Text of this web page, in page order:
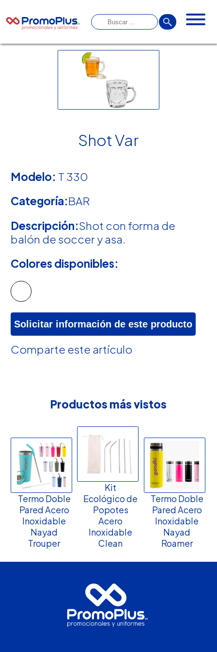
Shot Var
Modelo: T 330
Categoría:BAR
Descripción:Shot con forma de
balón de soccer y asa.
Colores disponibles:
Solicitar información de este producto
Comparte este artículo
Productos más vistos
Termo Doble
Pared Acero
Inoxidable
Nayad
Trouper
Kit
Ecológico de
Popotes
Acero
Inoxidable
Clean
Termo Doble
Pared Acero
Inoxidable
Nayad
Roamer